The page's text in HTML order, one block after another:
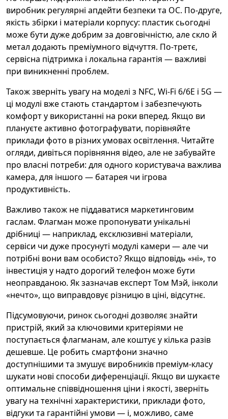
виробник регулярні апдейти безпеки та ОС. По-друге,
якість збірки і матеріали корпусу: пластик сьогодні
може бути дуже добрим за довговічністю, але скло й
метал додають преміумного відчуття. По-третє,
сервісна підтримка і локальна гарантія — важливі
при виникненні проблем.
Також зверніть увагу на моделі з NFC, Wi‑Fi 6/6E і 5G —
ці модулі вже стають стандартом і забезпечують
комфорт у використанні на роки вперед. Якщо ви
плануєте активно фотографувати, порівняйте
приклади фото в різних умовах освітлення. Читайте
огляди, дивіться порівняння відео, але не забувайте
про власні потреби: для одного користувача важлива
камера, для іншого — батарея чи ігрова
продуктивність.
Важливо також не піддаватися маркетинговим
гаслам. Флагман може пропонувати унікальні
дрібниці — наприклад, ексклюзивні матеріали,
сервіси чи дуже просунуті модулі камери — але чи
потрібні вони вам особисто? Якщо відповідь «ні», то
інвестиція у надто дорогий телефон може бути
неоправданою. Як зазначав експерт Том Мэй, інколи
«нечто», що виправдовує різницю в ціні, відсутнє.
Підсумовуючи, ринок сьогодні дозволяє знайти
пристрій, який за ключовими критеріями не
поступається флагманам, але коштує у кілька разів
дешевше. Це робить смартфони значно
доступнішими та змушує виробників преміум‑класу
шукати нові способи диференціації. Якщо ви шукаєте
оптимальне співвідношення ціни і якості, зверніть
увагу на технічні характеристики, приклади фото,
відгуки та гарантійні умови — і, можливо, саме